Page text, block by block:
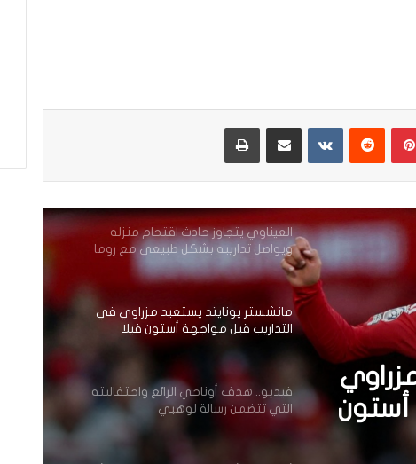
بينتيريست مشاركة عبر البريد طباعة
العيناوي يتجاوز حادث اقتحام منزله
مانشستر يونايتد يستعيد مزراوي في
التداريب قبل مواجهة أستون فيلا
فيديو.. هدف أوناحي الرائع واحتفاليته
التي تتضمن رسالة لوهبي
أكرد: كنت أعاني من آلام يومية منذ أكتوبر
والعملية كانت الحل الأخير